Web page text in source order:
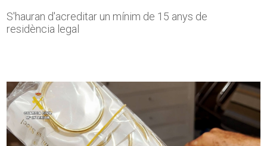
S'hauran d'acreditar un mínim de 15 anys de
residència legal